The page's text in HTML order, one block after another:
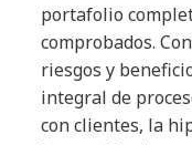
portafolio
comprobados.
riesgos y
integral de
con clientes, la